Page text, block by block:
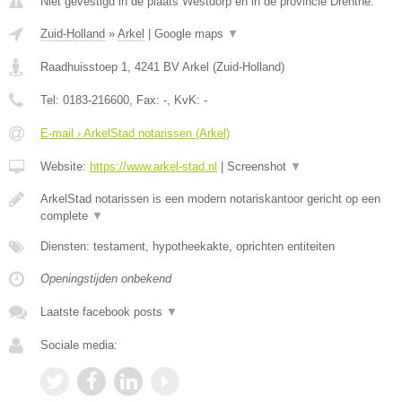
Zuid-Holland » Arkel Google maps ▼
Raadhuisstoep 1, 4241 BV Arkel (Zuid-Holland)
Tel: 0183-216600, Fax: -, KvK: -
E-mail › ArkelStad notarissen (Arkel)
Website: https://www.arkel-stad.nl Screenshot ▼
ArkelStad notarissen is een modern notariskantoor gericht op een
complete ▼
Diensten: testament, hypotheekakte, oprichten entiteiten
Openingstijden onbekend
Laatste facebook posts ▼
Sociale media: